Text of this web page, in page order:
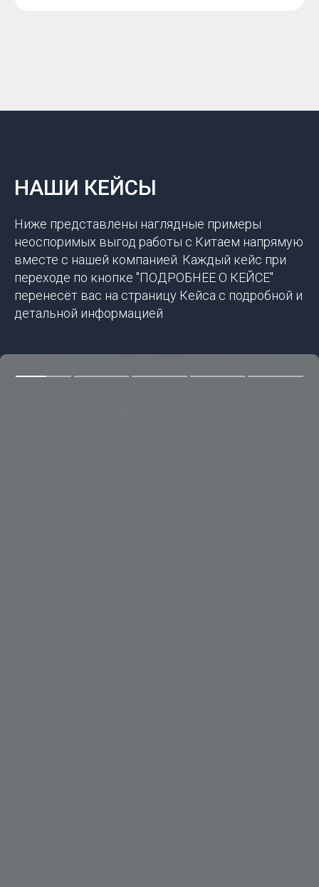
НАШИ КЕЙСЫ
Ниже представлены наглядные примеры
неоспоримых выгод работы с Китаем напрямую
вместе с нашей компанией. Каждый кейс при
переходе по кнопке "ПОДРОБНЕЕ О КЕЙСЕ"
перенесёт вас на страницу Кейса с подробной и
детальной информацией